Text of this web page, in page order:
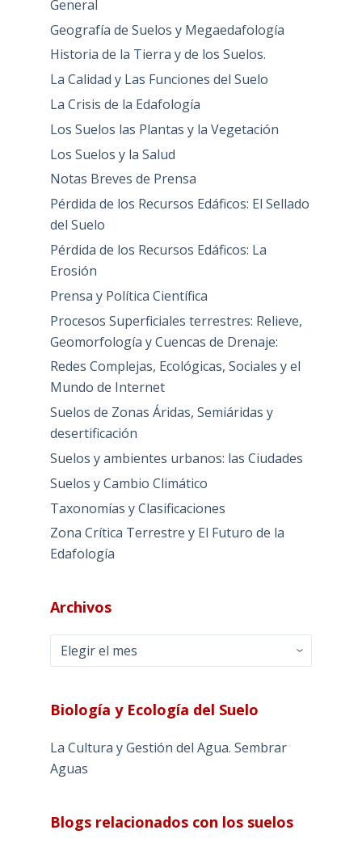
General
Geografía de Suelos y Megaedafología
Historia de la Tierra y de los Suelos.
La Calidad y Las Funciones del Suelo
La Crisis de la Edafología
Los Suelos las Plantas y la Vegetación
Los Suelos y la Salud
Notas Breves de Prensa
Pérdida de los Recursos Edáficos: El Sellado
del Suelo
Pérdida de los Recursos Edáficos: La
Erosión
Prensa y Política Científica
Procesos Superficiales terrestres: Relieve,
Geomorfología y Cuencas de Drenaje:
Redes Complejas, Ecológicas, Sociales y el
Mundo de Internet
Suelos de Zonas Áridas, Semiáridas y
desertificación
Suelos y ambientes urbanos: las Ciudades
Suelos y Cambio Climático
Taxonomías y Clasificaciones
Zona Crítica Terrestre y El Futuro de la
Edafología
Archivos
Archivos
Biología y Ecología del Suelo
La Cultura y Gestión del Agua. Sembrar
Aguas
Blogs relacionados con los suelos